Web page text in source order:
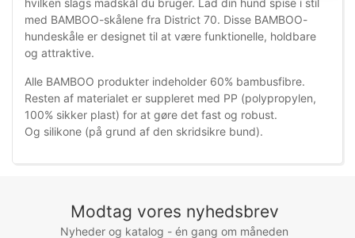
hvilken slags madskål du bruger. Lad din hund spise i stil
med BAMBOO-skålene fra District 70. Disse BAMBOO-
hundeskåle er designet til at være funktionelle, holdbare
og attraktive.
Alle BAMBOO produkter indeholder 60% bambusfibre.
Resten af materialet er suppleret med PP (polypropylen,
100% sikker plast) for at gøre det fast og robust.
Og silikone (på grund af den skridsikre bund).
Modtag vores nyhedsbrev
Nyheder og katalog - én gang om måneden